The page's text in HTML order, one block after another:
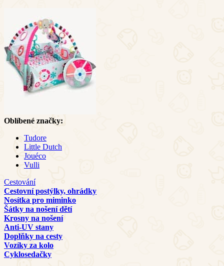
Oblíbené značky:
Tudore
Little Dutch
Jouéco
Vulli
Cestování
Cestovní postýlky, ohrádky
Nosítka pro miminko
Šátky na nošení dětí
Krosny na nošení
Anti-UV stany
Doplňky na cesty
Vozíky za kolo
Cyklosedačky